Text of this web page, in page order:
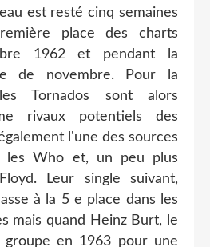
est resté cinq semaines
place des charts
1962 et pendant la
de novembre. Pour la
Tornados sont alors
rivaux potentiels des
l'une des sources
les Who et, un peu plus
Leur single suivant,
à la 5 e place dans les
mais quand Heinz Burt, le
groupe en 1963 pour une